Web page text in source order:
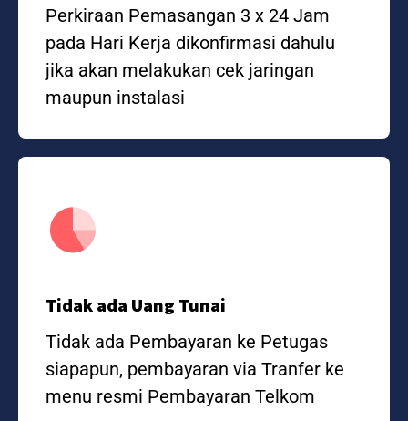
Perkiraan Pemasangan 3 x 24 Jam
pada Hari Kerja dikonfirmasi dahulu
jika akan melakukan cek jaringan
maupun instalasi
Tidak ada Uang Tunai
Tidak ada Pembayaran ke Petugas
siapapun, pembayaran via Tranfer ke
menu resmi Pembayaran Telkom